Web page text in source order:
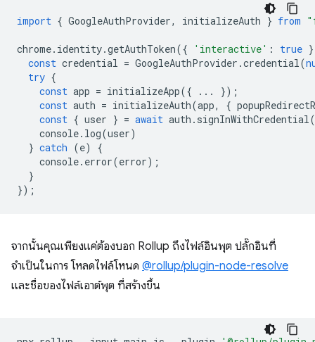
import { GoogleAuthProvider, initializeAuth } from
chrome. identity.getAuthToken({ 'interactive' : true
const credential = GoogleAuthProvider .credential(
try {
const app = initializeApp({ ...
});
const auth = initializeAuth(app, {
const { user } = await auth . signInWithCredential(
console. log(user)
} catch (e)
{
console. error(error);
}
});
จากนั้นคุณเพียงแค่ต้องบอก Rollup ถึงไฟล์อินพุต ปลั๊กอินที่
จำเป็นในการ โหลดไฟล์โหนด @rollup/plugin-node-resolve
และชื่อของไฟล์เอาต์พุต ที่สร้างขึ้น